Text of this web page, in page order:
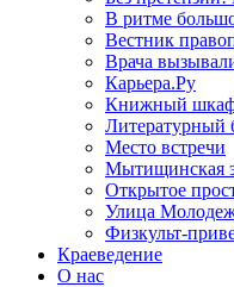
В ритме
Вестник
Врача
Карьера.Ру
Книжный
Литературный
Место встречи
Мытищинская
Открытое
Улица
Физкульт-
Краеведение
О нас